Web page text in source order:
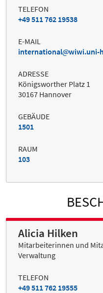
TELEFON
+49 511 762 19538
E-MAIL
international
wiwi.uni-
ADRESSE
Königsworther Platz 1
30167 Hannover
GEBÄUDE
1501
RAUM
103
Alicia Hilken
Mitarbeiterinnen und
Verwaltung
TELEFON
+49 511 762 19555